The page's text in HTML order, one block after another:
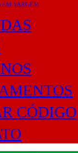
VARGEM
CÓDIGO